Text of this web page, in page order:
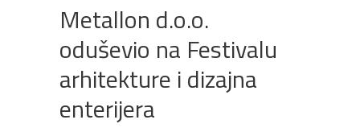
Metallon d.o.o.
oduševio na Festivalu
arhitekture i dizajna
enterijera